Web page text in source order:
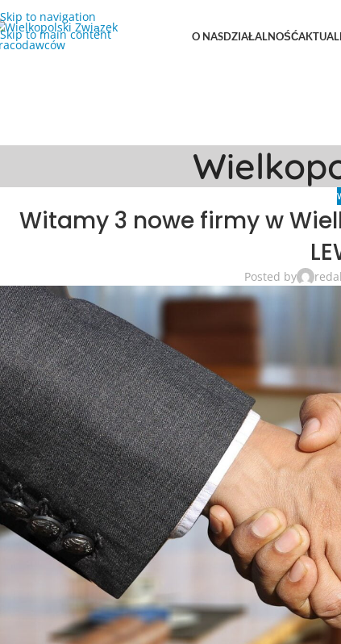
Skip to navigation
Skip to main content
O NASDZIAŁALNOŚĆ
Witamy 3 nowe firmy w
Posted by